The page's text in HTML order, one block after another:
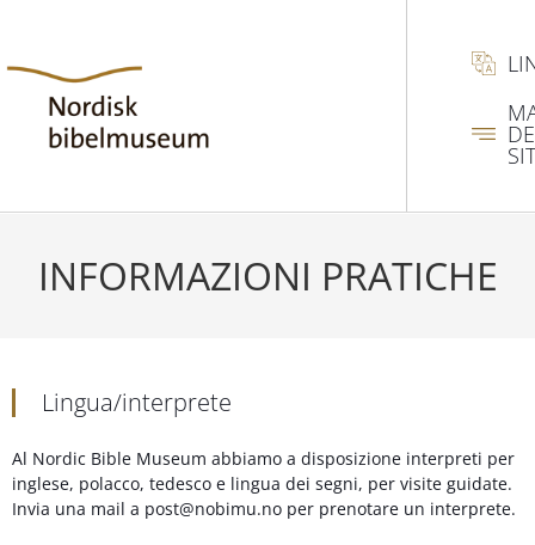
INFORMAZIONI PRATICHE
Lingua/interprete
Al Nordic Bible Museum abbiamo a disposizione interpreti per
inglese, polacco, tedesco e lingua dei segni, per visite guidate.
Invia una mail a post@nobimu.no per prenotare un interprete.